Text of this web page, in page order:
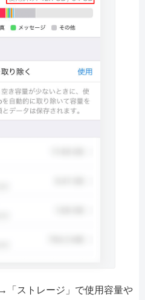
「ストレージ」で使用容量や